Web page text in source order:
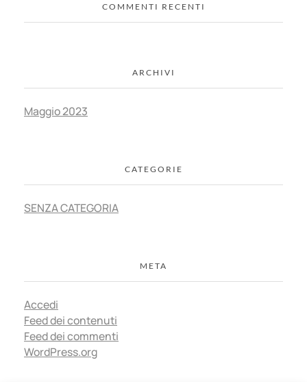
COMMENTI RECENTI
ARCHIVI
Maggio 2023
CATEGORIE
SENZA CATEGORIA
META
Accedi
Feed dei contenuti
Feed dei commenti
WordPress.org